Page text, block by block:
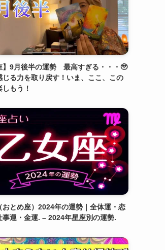
】9月後半の運勢 最高すぎる・・・🥹
じる力を取り戻す！いま、ここ、この
もう！
おとめ座）2024年の運勢｜全体運・恋
事運・金運. – 2024年星座別の運勢.